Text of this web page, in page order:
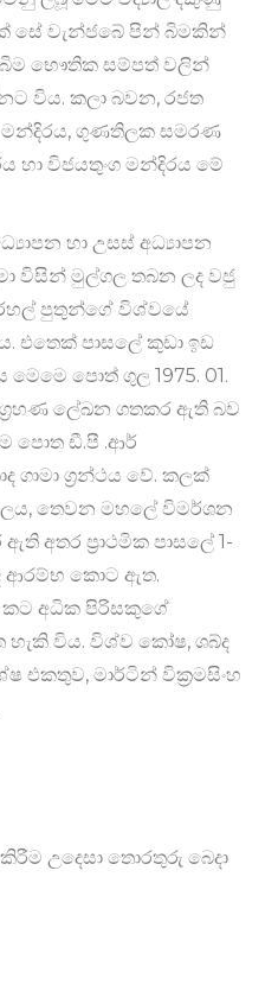
සේ වැන්ජබේ පින් බිමකින්
භෞතික සම්පත් වලින්
විය. කලා බවන, රජත
මන්දිරය, ගුණතිලක සමරණ
හා විජයතුංග මන්දිරය මේ
හා උසස් අධ්‍යාපන
විසින් මුල්ගල තබන ලද වජු
පුතුන්ගේ විශ්වයේ
එතෙක් පාසලේ කුඩා ඉඩ
පොත් ගුල 1975. 01.
ලේඛන ගතකර ඇති බව
පොත ඩී.පී .ආර්
ග්‍රන්ථය වේ. කලක්
තෙවන මහලේ විමර්ශන
අතර ප්‍රාථමික පාසලේ 1-
ආරම්භ කොට ඇත.
අධික පිරිසකුගේ
හැකි විය. විශ්ව කෝෂ, ශබ්ද
එකතුව, මාර්ටින් වික්‍රමසිංහ
උදෙසා තොරතුරු බෙදා